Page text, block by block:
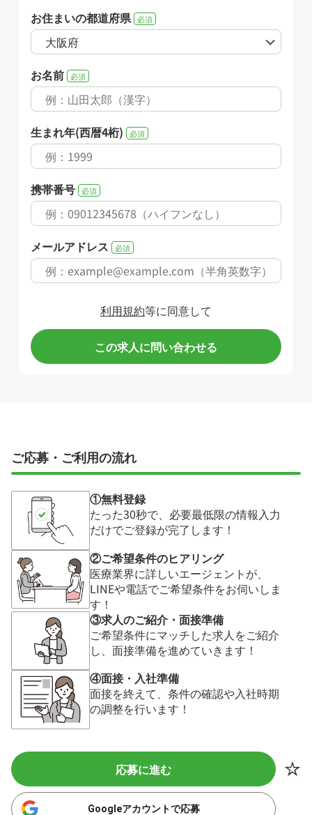
お住まいの都道府県 必須
お名前 必須
生まれ年(西暦4桁) 必須
携帯番号 必須
メールアドレス 必須
利用規約等に同意して
この求人に問い合わせる
ご応募・ご利用の流れ
①無料登録
たった30秒で、必要最低限の情報入力
だけでご登録が完了します！
②ご希望条件のヒアリング
医療業界に詳しいエージェントが、
LINEや電話でご希望条件をお伺いしま
す！
③求人のご紹介・面接準備
ご希望条件にマッチした求人をご紹介
し、面接準備を進めていきます！
④面接・入社準備
面接を終えて、条件の確認や入社時期
の調整を行います！
応募に進む
Googleアカウントで応募